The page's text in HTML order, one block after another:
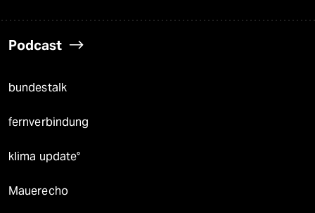
Podcast
bundestalk
fernverbindung
klima update°
Mauerecho